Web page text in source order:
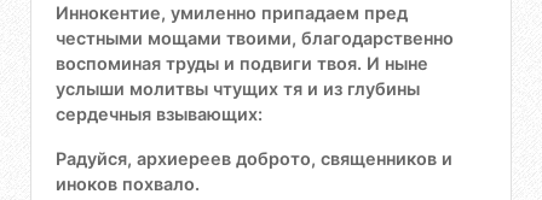
Иннокентие, умиленно припадаем пред
честными мощами твоими, благодарственно
воспоминая труды и подвиги твоя. И ныне
услыши молитвы чтущих тя и из глубины
сердечныя взывающих:
Радуйся, архиереев доброто, священников и
иноков похвало.